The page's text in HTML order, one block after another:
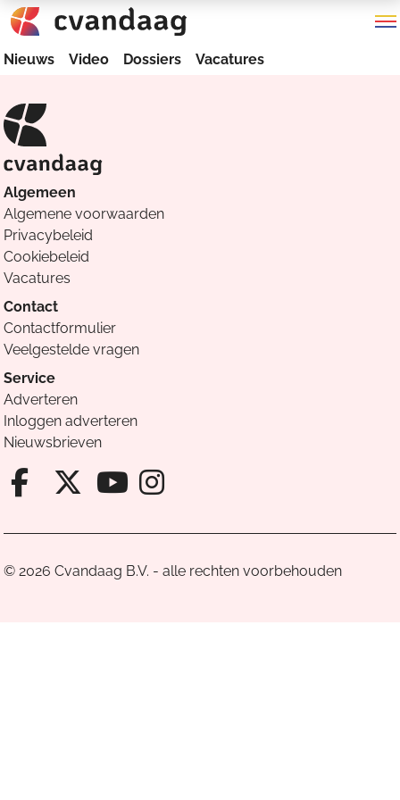
Nieuws Video Dossiers Vacatures
Algemeen
Algemene voorwaarden
Privacybeleid
Cookiebeleid
Vacatures
Contact
Contactformulier
Veelgestelde vragen
Service
Adverteren
Inloggen adverteren
Nieuwsbrieven
Facebook van Cvandaag
X van Cvandaag
Instagram van
© 2026 Cvandaag B.V. - alle rechten voorbehouden